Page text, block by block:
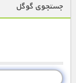
جستجوی گوگل